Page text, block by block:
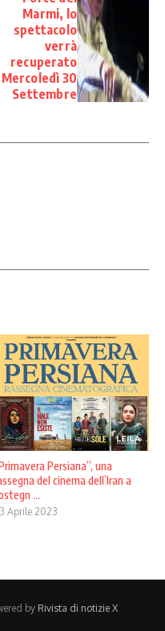
Marmi, lo
spettacolo
verrà
recuperato
Mercoledì 30
Settembre
Persiana”, una
del cinema dell’Iran a
...
Aprile 2023
by Rivista di notizie X